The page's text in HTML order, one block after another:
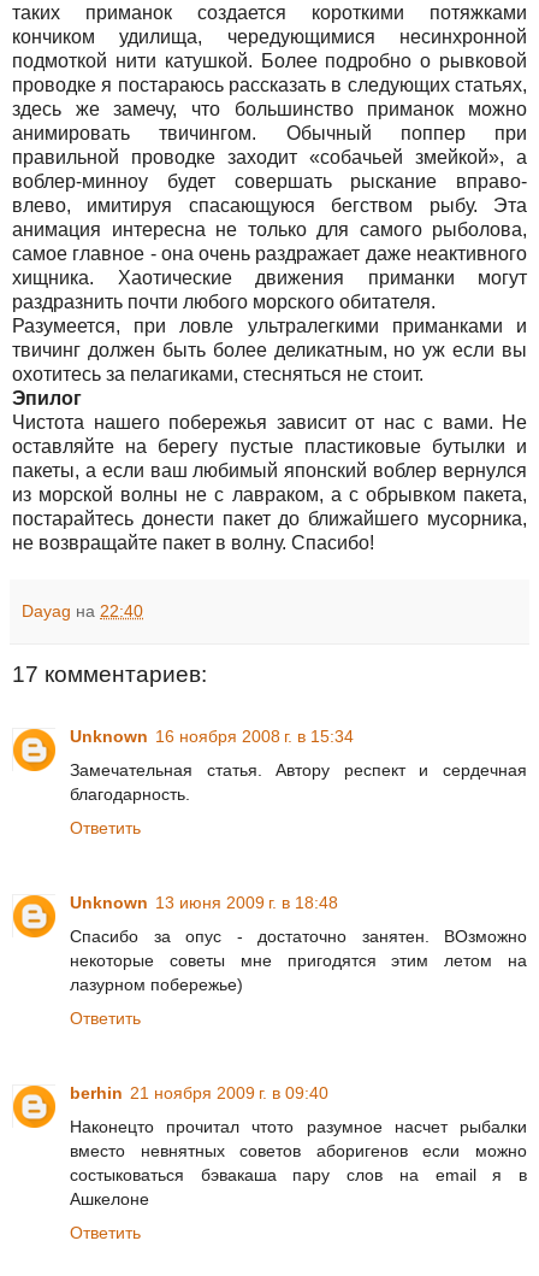
таких приманок создается короткими потяжками
кончиком удилища, чередующимися несинхронной
подмоткой нити катушкой. Более подробно о рывковой
проводке я постараюсь рассказать в следующих статьях,
здесь же замечу, что большинство приманок можно
анимировать твичингом. Обычный поппер при
правильной проводке заходит «собачьей змейкой», а
воблер-минноу будет совершать рыскание вправо-
влево, имитируя спасающуюся бегством рыбу. Эта
анимация интересна не только для самого рыболова,
самое главное - она очень раздражает даже неактивного
хищника. Хаотические движения приманки могут
раздразнить почти любого морского обитателя.
Разумеется, при ловле ультралегкими приманками и
твичинг должен быть более деликатным, но уж если вы
охотитесь за пелагиками, стесняться не стоит.
Эпилог
Чистота нашего побережья зависит от нас с вами. Не
оставляйте на берегу пустые пластиковые бутылки и
пакеты, а если ваш любимый японский воблер вернулся
из морской волны не с лавраком, а с обрывком пакета,
постарайтесь донести пакет до ближайшего мусорника,
не возвращайте пакет в волну. Спасибо!
Dayag на 22:40
17 комментариев:
Unknown 16 ноября 2008 г. в 15:34
Замечательная статья. Автору респект и сердечная
благодарность.
Ответить
Unknown 13 июня 2009 г. в 18:48
Спасибо за опус - достаточно занятен. ВОзможно
некоторые советы мне пригодятся этим летом на
лазурном побережье)
Ответить
berhin 21 ноября 2009 г. в 09:40
Наконецто прочитал чтото разумное насчет рыбалки
вместо невнятных советов аборигенов если можно
состыковаться бэвакаша пару слов на email я в
Ашкелоне
Ответить